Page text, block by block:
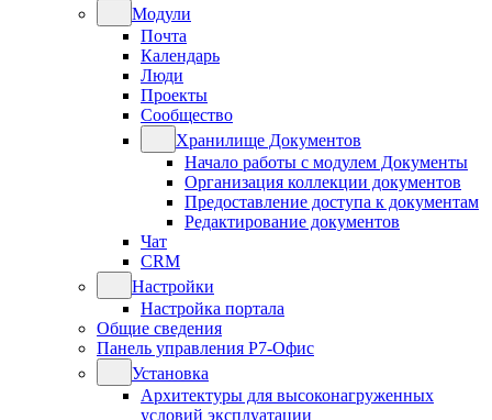
Модули
Почта
Календарь
Люди
Проекты
Сообщество
Хранилище Документов
Начало работы с модулем Документы
Организация коллекции документов
Предоставление доступа к документам
Редактирование документов
Чат
CRM
Настройки
Настройка портала
Общие сведения
Панель управления Р7-Офис
Установка
Архитектуры для высоконагруженных
условий эксплуатации